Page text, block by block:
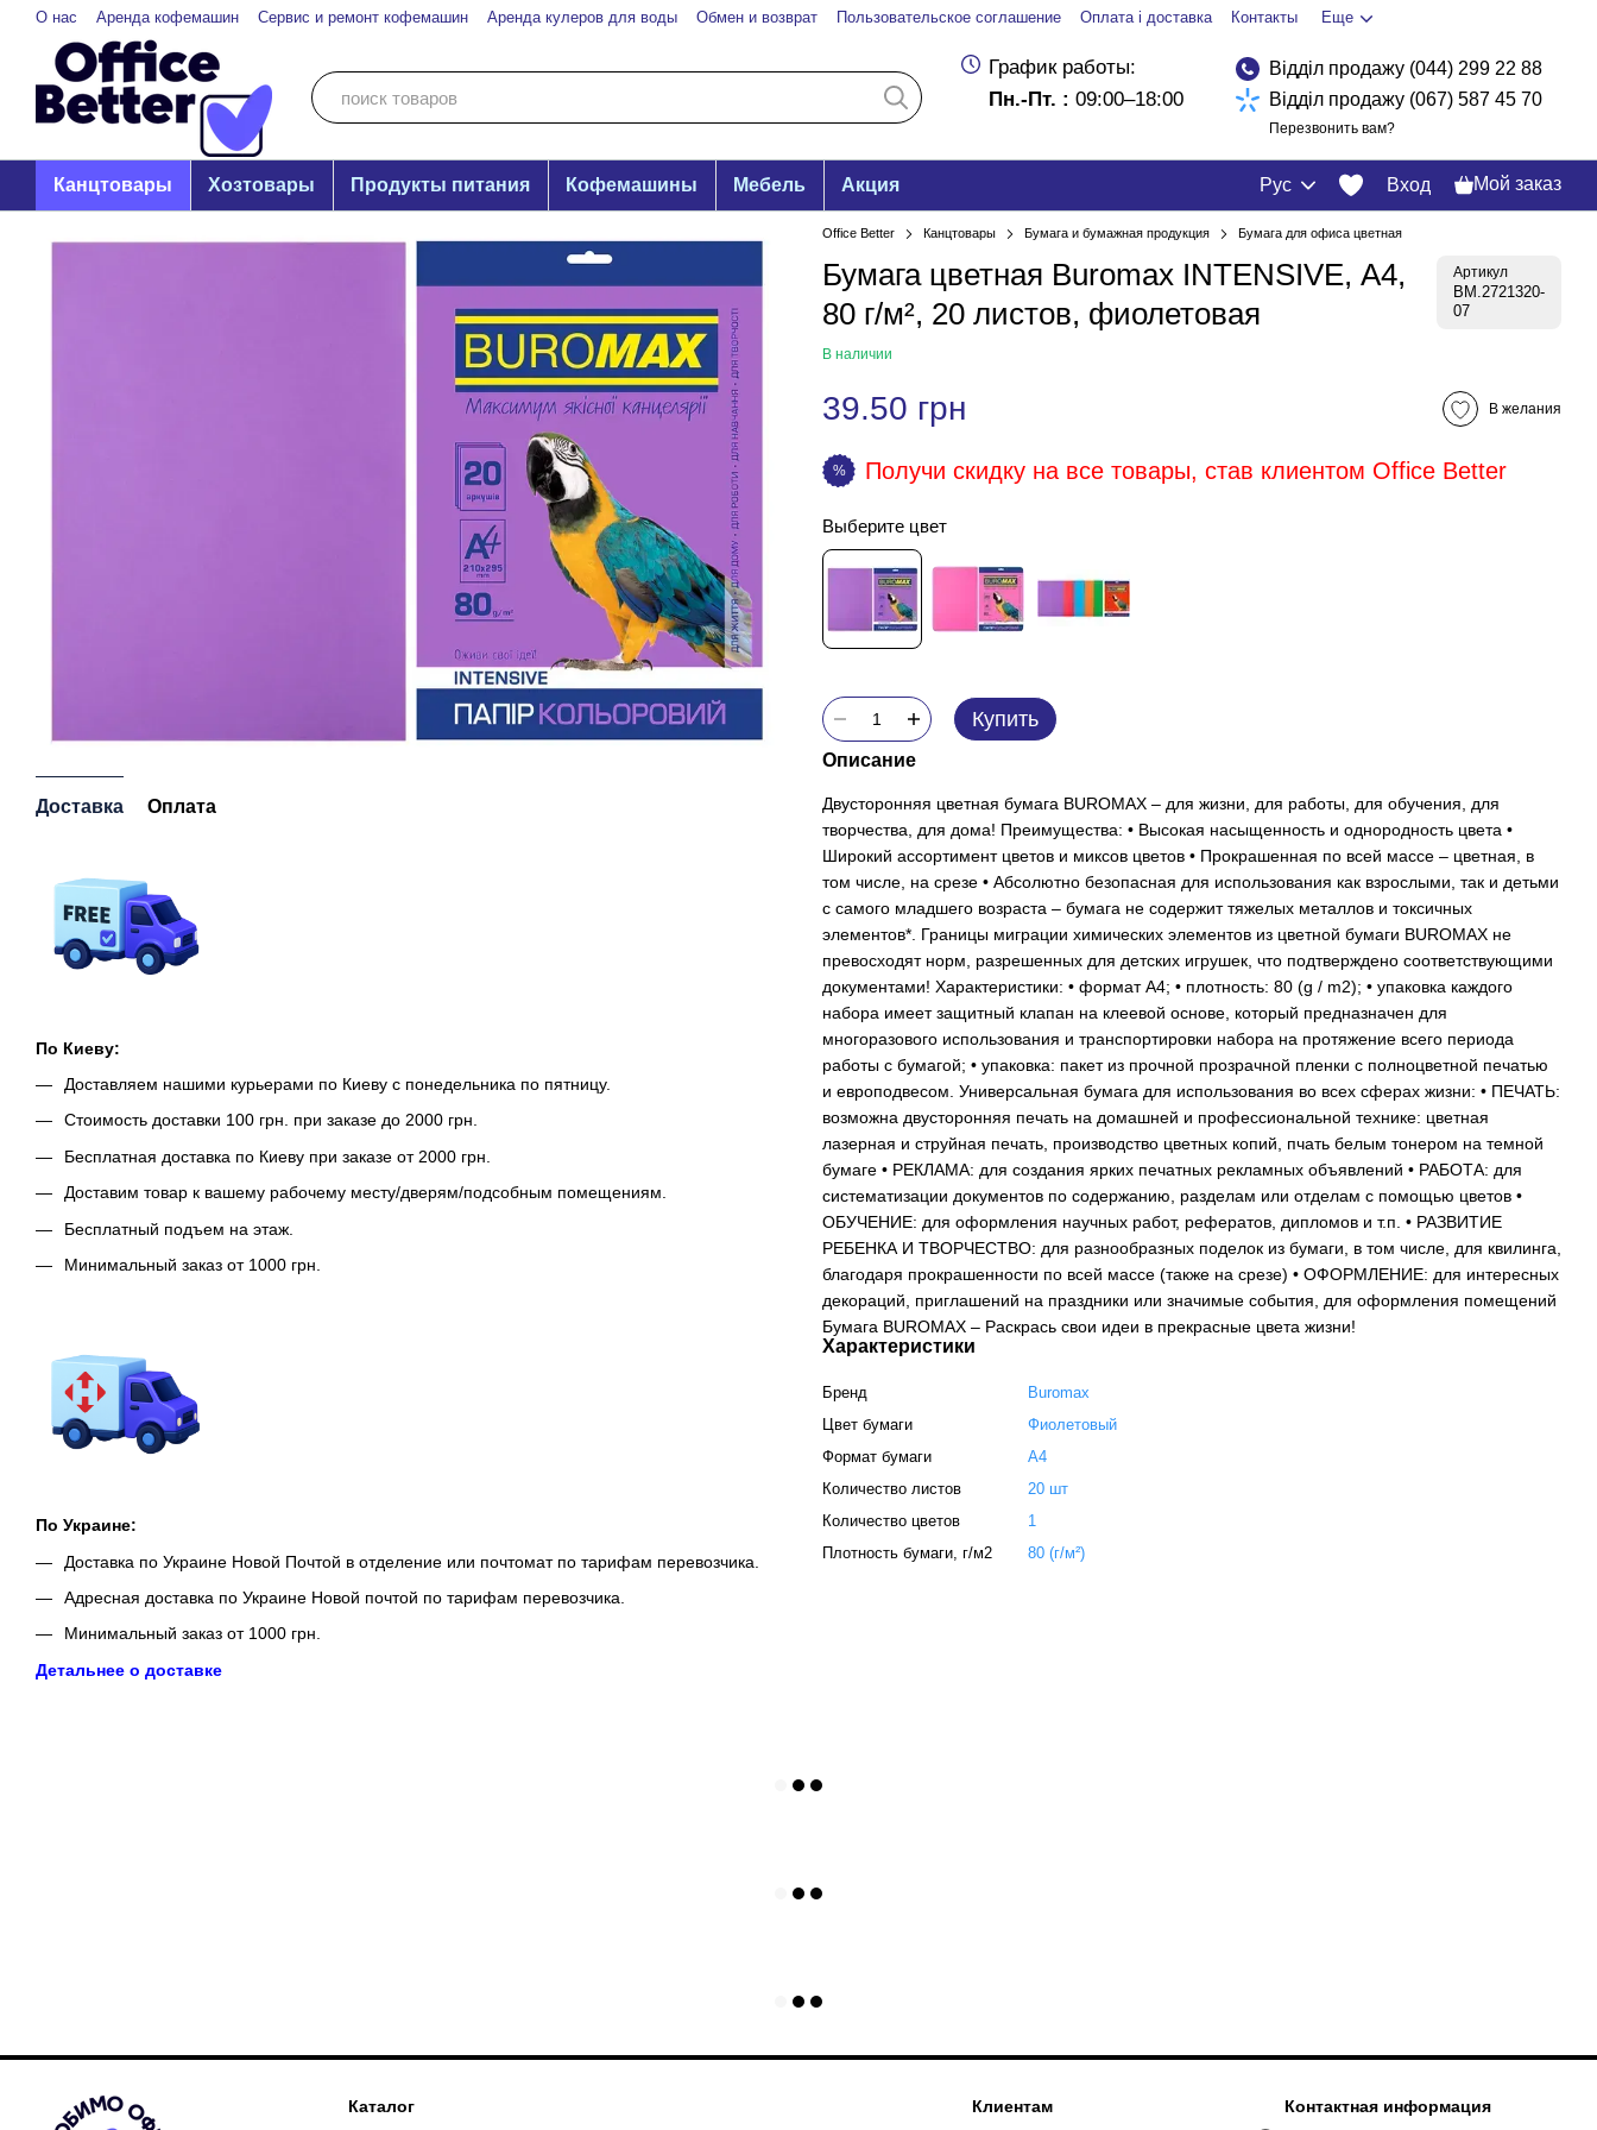
Перейти к основному контенту
О нас Аренда кофемашин Сервис и ремонт кофемашин Аренда кулеров для воды Обмен и возврат Пользовательское соглашение Оплата і доставка Контакты Еще
График работы:
Пн.-Пт. : 09:00–18:00
Відділ продажу (044) 299 22 88
Відділ продажу (067) 587 45 70
Перезвонить вам?
Канцтовары Хозтовары Продукты питания Кофемашины Мебель Акция Рус Вход Мой заказ
Доставка Оплата
По Киеву:
Доставляем нашими курьерами по Киеву с понедельника по пятницу.
Стоимость доставки 100 грн. при заказе до 2000 грн.
Бесплатная доставка по Киеву при заказе от 2000 грн.
Доставим товар к вашему рабочему месту/дверям/подсобным помещениям.
Бесплатный подъем на этаж.
Минимальный заказ от 1000 грн.
По Украине:
Доставка по Украине Новой Почтой в отделение или почтомат по тарифам перевозчика.
Адресная доставка по Украине Новой почтой по тарифам перевозчика.
Минимальный заказ от 1000 грн.
Детальнее о доставке
Office Better Канцтовары Бумага и бумажная продукция Бумага для офиса цветная
Бумага цветная Buromax INTENSIVE, А4,
80 г/м², 20 листов, фиолетовая
Артикул
BM.2721320-
07
В наличии
39.50 грн В желания
% Получи скидку на все товары, став клиентом Office Better
Выберите цвет
Купить
Описание
Двусторонняя цветная бумага BUROMAX – для жизни, для работы, для обучения, для
творчества, для дома! Преимущества: • Высокая насыщенность и однородность цвета •
Широкий ассортимент цветов и миксов цветов • Прокрашенная по всей массе – цветная, в
том числе, на срезе • Абсолютно безопасная для использования как взрослыми, так и детьми
с самого младшего возраста – бумага не содержит тяжелых металлов и токсичных
элементов*. Границы миграции химических элементов из цветной бумаги BUROMAX не
превосходят норм, разрешенных для детских игрушек, что подтверждено соответствующими
документами! Характеристики: • формат А4; • плотность: 80 (g / m2); • упаковка каждого
набора имеет защитный клапан на клеевой основе, который предназначен для
многоразового использования и транспортировки набора на протяжение всего периода
работы с бумагой; • упаковка: пакет из прочной прозрачной пленки с полноцветной печатью
и европодвесом. Универсальная бумага для использования во всех сферах жизни: • ПЕЧАТЬ:
возможна двусторонняя печать на домашней и профессиональной технике: цветная
лазерная и струйная печать, производство цветных копий, пчать белым тонером на темной
бумаге • РЕКЛАМА: для создания ярких печатных рекламных объявлений • РАБОТА: для
систематизации документов по содержанию, разделам или отделам с помощью цветов •
ОБУЧЕНИЕ: для оформления научных работ, рефератов, дипломов и т.п. • РАЗВИТИЕ
РЕБЕНКА И ТВОРЧЕСТВО: для разнообразных поделок из бумаги, в том числе, для квилинга,
благодаря прокрашенности по всей массе (также на срезе) • ОФОРМЛЕНИЕ: для интересных
декораций, приглашений на праздники или значимые события, для оформления помещений
Бумага BUROMAX – Раскрась свои идеи в прекрасные цвета жизни!
Характеристики
Бренд
Buromax
Цвет бумаги
Фиолетовый
Формат бумаги
А4
Количество листов
20 шт
Количество цветов
1
Плотность бумаги, г/м2
80 (г/м²)
Каталог Клиентам Контактная информация